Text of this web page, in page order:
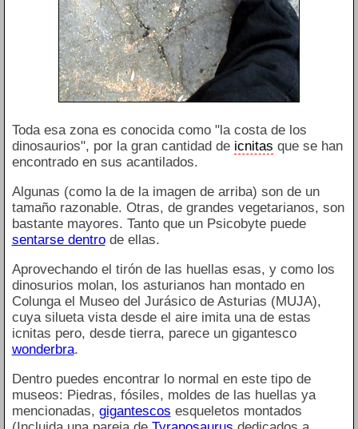
Toda esa zona es conocida como "la costa de los
dinosaurios", por la gran cantidad de icnitas que se han
encontrado en sus acantilados.
Algunas (como la de la imagen de arriba) son de un
tamaño razonable. Otras, de grandes vegetarianos, son
bastante mayores. Tanto que un Psicobyte puede
sentarse dentrode ellas.
Aprovechando el tirón de las huellas esas, y como los
dinosurios molan, los asturianos han montado en
Colunga el Museo del Jurásico de Asturias (MUJA),
cuya silueta vista desde el aire imita una de estas
icnitas pero, desde tierra, parece un gigantesco
wonderbra.
Dentro puedes encontrar lo normal en este tipo de
museos: Piedras, fósiles, moldes de las huellas ya
mencionadas, gigantescos esqueletos montados